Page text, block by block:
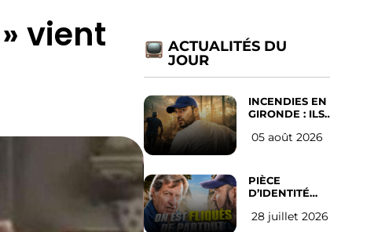
vient
ACTUALITÉS DU
JOUR
INCENDIES EN
GIRONDE : ILS
D’ABANDONNER
05 août 2026
PIÈCE
D’IDENTITÉ
SUR LES
28 juillet 2026